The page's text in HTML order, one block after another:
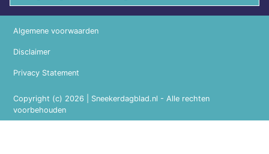
Copyright (c) 2026 | Sneekerdagblad.nl - Alle rechten
voorbehouden
Algemene voorwaarden
Disclaimer
Privacy Statement